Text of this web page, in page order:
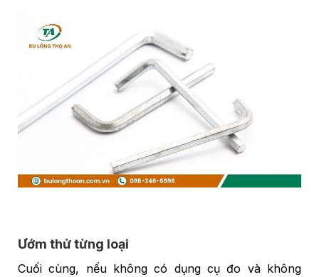
Ướm thử từng loại
Cuối cùng, nếu không có dụng cụ đo và không